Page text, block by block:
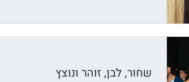
שחור, לבן, זוהר ונוצץ